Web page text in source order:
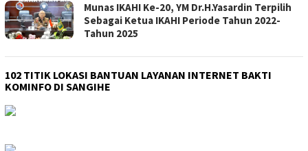
Munas IKAHI Ke-20, YM Dr.H.Yasardin Terpilih
Sebagai Ketua IKAHI Periode Tahun 2022-
Tahun 2025
102 TITIK LOKASI BANTUAN LAYANAN INTERNET BAKTI
KOMINFO DI SANGIHE